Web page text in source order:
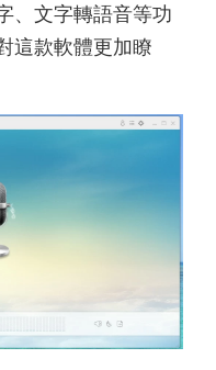
、文字轉語音等功
這款軟體更加瞭